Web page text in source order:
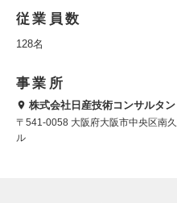
従業員数
128名
事業所
株式会社日産技術コンサルタン
〒541-0058 大阪府大阪市中央区南
ル